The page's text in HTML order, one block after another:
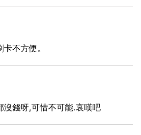
不方便。
沒錢呀,可惜不可能.哀嘆吧